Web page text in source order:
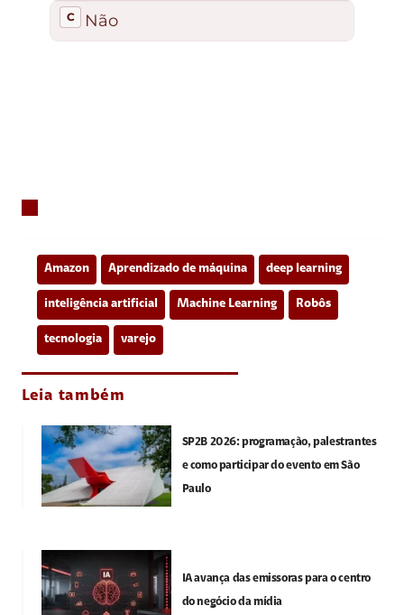
Amazon Aprendizado de máquina deep learning
inteligência artificial Machine Learning Robôs
tecnologia varejo
Leia também
SP2B 2026: programação, palestrantes
e como participar do evento em São
Paulo
IA avança das emissoras para o centro
do negócio da mídia